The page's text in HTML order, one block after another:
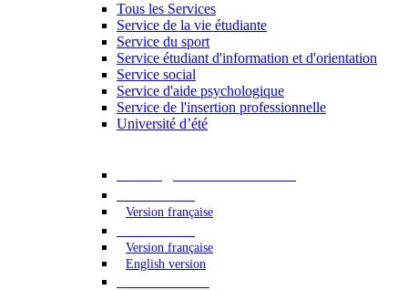
Tous les Services
Service de la vie étudiante
Service du sport
Service étudiant d'information et d'orientation
Service social
Service d'aide psychologique
Service de l'insertion professionnelle
Université d’été
Version française
Version française
English version